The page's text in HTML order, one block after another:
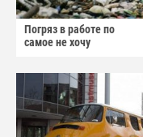
Погряз в работе по
самое не хочу